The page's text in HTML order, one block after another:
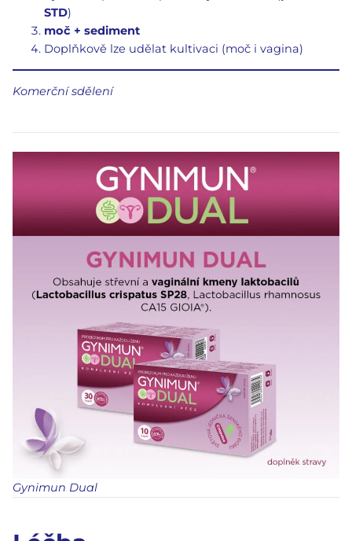
STD)
moč + sediment
Doplňkově lze udělat kultivaci (moč i vagina)
Komerční sdělení
Gynimun Dual